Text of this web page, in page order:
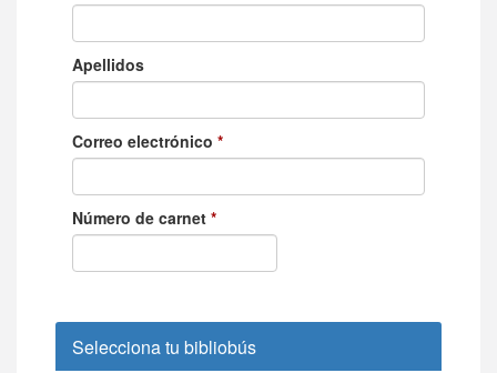
Apellidos
Correo electrónico *
Número de carnet *
Selecciona tu bibliobús